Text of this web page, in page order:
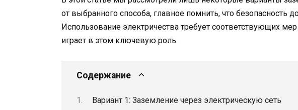
от выбранного способа, главное помнить, что безопасность
Использование электричества требует соответствующих
играет в этом ключевую роль.
Содержание
Вариант 1: Заземление через электрическую сеть